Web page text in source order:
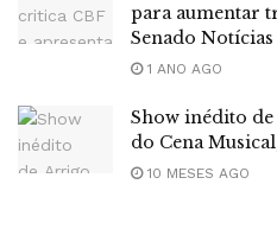
para aumentar
Senado Notícias
1 ANO AGO
Show inédito
do Cena
10 MESES AGO